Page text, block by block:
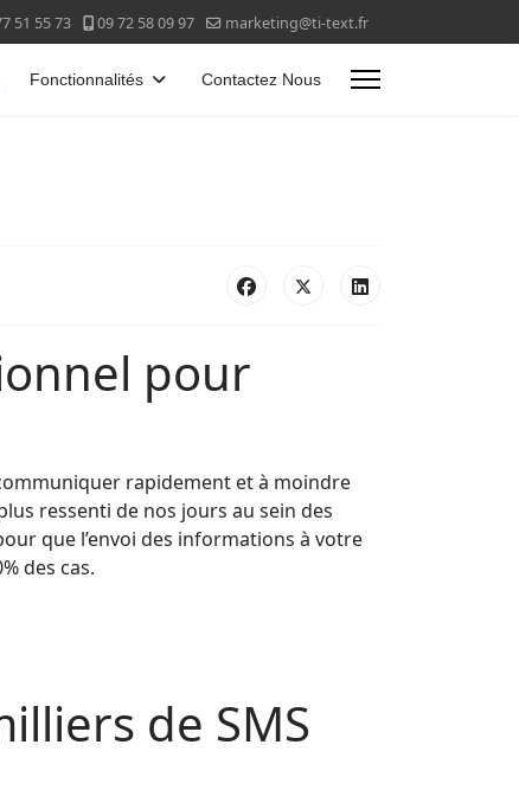
51 55 73 09 72 58 09 97 marketing@ti-text.fr
Fonctionnalités Contactez Nous
pour
rapidement et à moindre
ressenti de nos jours au sein des
que l’envoi des informations à votre
des cas.
de SMS